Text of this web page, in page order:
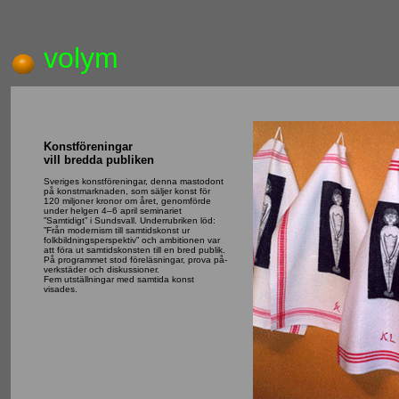
volym
Konstföreningar
vill bredda publiken
Sveriges konstföreningar, denna mastodont
på konstmarknaden, som säljer konst för
120 miljoner kronor om året, genomförde
under helgen 4–6 april seminariet
”Samtidigt” i Sundsvall. Underrubriken löd:
”Från modernism till samtidskonst ur
folkbildningsperspektiv” och ambitionen var
att föra ut samtidskonsten till en bred publik.
På programmet stod föreläsningar, prova på-
verkstäder och diskussioner.
Fem utställningar med samtida konst
visades.